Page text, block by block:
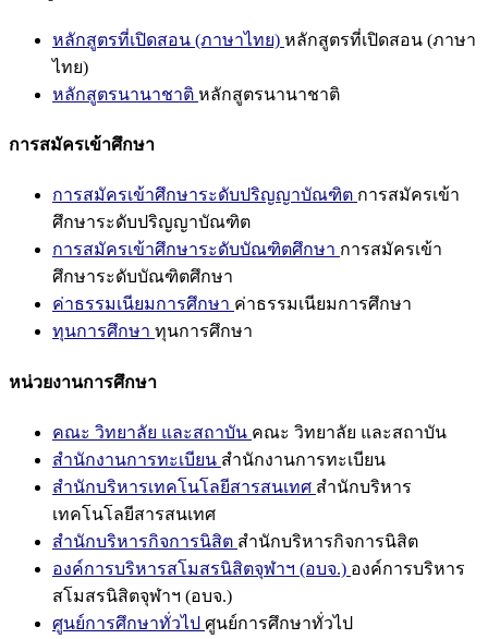
หลักสูตรที่เปิดสอน (ภาษาไทย) หลักสูตรที่เปิดสอน (ภาษา
ไทย)
หลักสูตรนานาชาติ หลักสูตรนานาชาติ
การสมัครเข้าศึกษา
การสมัครเข้าศึกษาระดับปริญญาบัณฑิต การสมัครเข้า
ศึกษาระดับปริญญาบัณฑิต
การสมัครเข้าศึกษาระดับบัณฑิตศึกษา การสมัครเข้า
ศึกษาระดับบัณฑิตศึกษา
ค่าธรรมเนียมการศึกษา ค่าธรรมเนียมการศึกษา
ทุนการศึกษา ทุนการศึกษา
หน่วยงานการศึกษา
คณะ วิทยาลัย และสถาบัน คณะ วิทยาลัย และสถาบัน
สำนักงานการทะเบียน สำนักงานการทะเบียน
สำนักบริหารเทคโนโลยีสารสนเทศ สำนักบริหาร
เทคโนโลยีสารสนเทศ
สำนักบริหารกิจการนิสิต สำนักบริหารกิจการนิสิต
องค์การบริหารสโมสรนิสิตจุฬาฯ (อบจ.) องค์การบริหาร
สโมสรนิสิตจุฬาฯ (อบจ.)
ศูนย์การศึกษาทั่วไป ศูนย์การศึกษาทั่วไป